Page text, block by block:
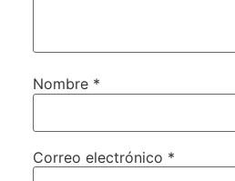
Nombre *
Correo electrónico *